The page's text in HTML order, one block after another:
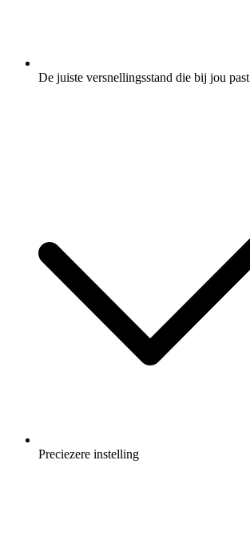
De juiste versnellingsstand die bij jou past
Preciezere instelling